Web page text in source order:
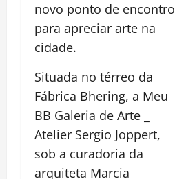
novo ponto de encontro
para apreciar arte na
cidade.
Situada no térreo da
Fábrica Bhering, a Meu
BB Galeria de Arte _
Atelier Sergio Joppert,
sob a curadoria da
arquiteta Marcia